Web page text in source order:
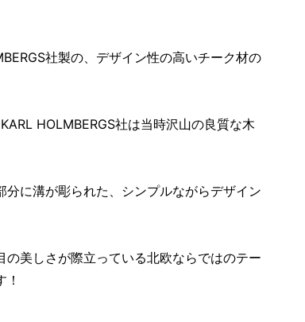
社製の、デザイン性の高いチーク材の
HOLMBERGS社は当時沢山の良質な木
分に溝が彫られた、シンプルながらデザイン
美しさが際立っている北欧ならではのテー